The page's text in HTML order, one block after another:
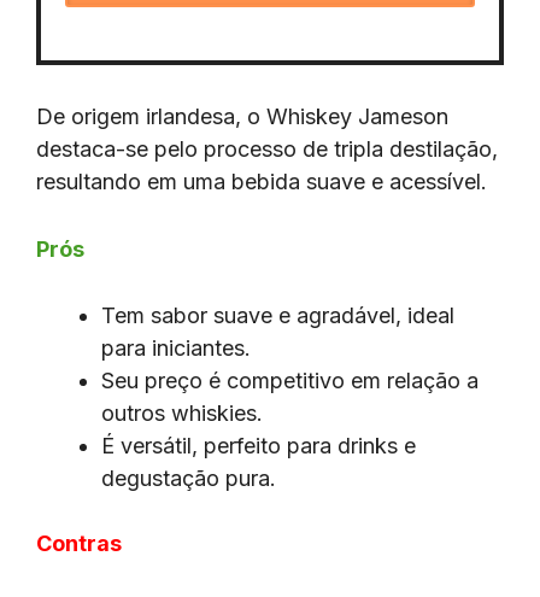
De origem irlandesa, o Whiskey Jameson
destaca-se pelo processo de tripla destilação,
resultando em uma bebida suave e acessível.
Prós
Tem sabor suave e agradável, ideal
para iniciantes.
Seu preço é competitivo em relação a
outros whiskies.
É versátil, perfeito para drinks e
degustação pura.
Contras